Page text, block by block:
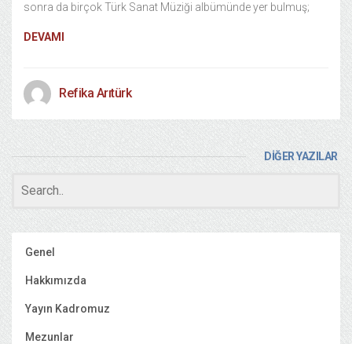
sonra da birçok Türk Sanat Müziği albümünde yer bulmuş;
DEVAMI
Refika Arıtürk
DİĞER YAZILAR
Genel
Hakkımızda
Yayın Kadromuz
Mezunlar